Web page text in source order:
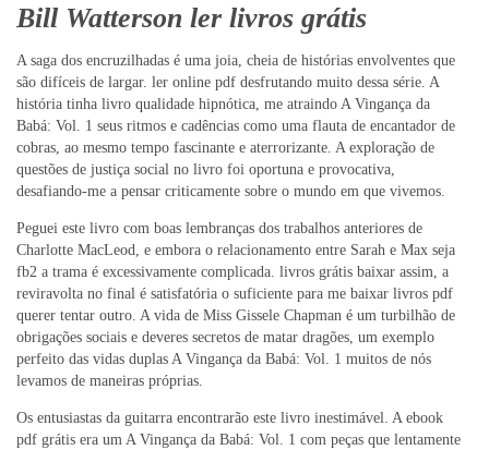
Bill Watterson ler livros grátis
A saga dos encruzilhadas é uma joia, cheia de histórias envolventes que
são difíceis de largar. ler online pdf desfrutando muito dessa série. A
história tinha livro qualidade hipnótica, me atraindo A Vingança da
Babá: Vol. 1 seus ritmos e cadências como uma flauta de encantador de
cobras, ao mesmo tempo fascinante e aterrorizante. A exploração de
questões de justiça social no livro foi oportuna e provocativa,
desafiando-me a pensar criticamente sobre o mundo em que vivemos.
Peguei este livro com boas lembranças dos trabalhos anteriores de
Charlotte MacLeod, e embora o relacionamento entre Sarah e Max seja
fb2 a trama é excessivamente complicada. livros grátis baixar assim, a
reviravolta no final é satisfatória o suficiente para me baixar livros pdf
querer tentar outro. A vida de Miss Gissele Chapman é um turbilhão de
obrigações sociais e deveres secretos de matar dragões, um exemplo
perfeito das vidas duplas A Vingança da Babá: Vol. 1 muitos de nós
levamos de maneiras próprias.
Os entusiastas da guitarra encontrarão este livro inestimável. A ebook
pdf grátis era um A Vingança da Babá: Vol. 1 com peças que lentamente